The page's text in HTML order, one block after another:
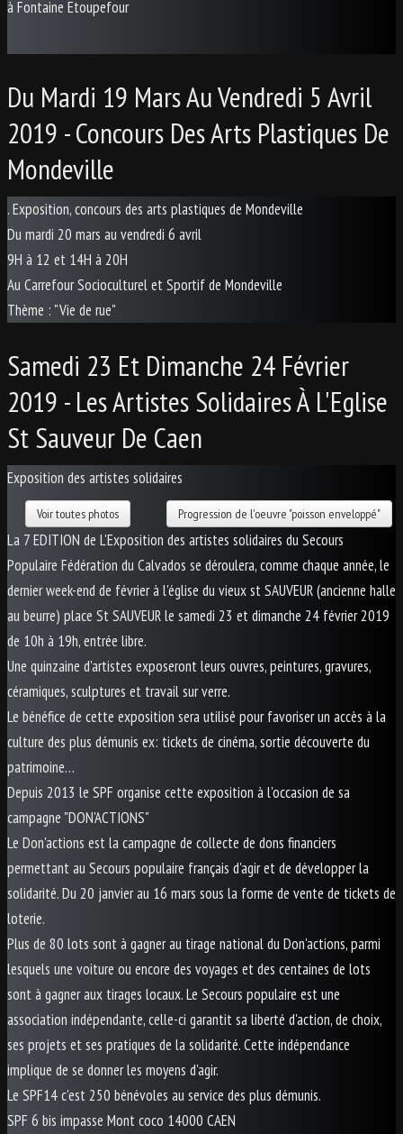
à Fontaine Etoupefour
Du Mardi 19 Mars Au Vendredi 5 Avril
2019 - Concours Des Arts Plastiques De
Mondeville
. Exposition, concours des arts plastiques de Mondeville
Du mardi 20 mars au vendredi 6 avril
9H à 12 et 14H à 20H
Au Carrefour Socioculturel et Sportif de Mondeville
Thème : "Vie de rue"
Samedi 23 Et Dimanche 24 Février
2019 - Les Artistes Solidaires À L'Eglise
St Sauveur De Caen
Exposition des artistes solidaires
Voir toutes photos Progression de l'oeuvre "poisson enveloppé"
La 7 EDITION de L'Exposition des artistes solidaires du Secours
Populaire Fédération du Calvados se déroulera, comme chaque année, le
dernier week-end de février à l'église du vieux st SAUVEUR (ancienne halle
au beurre) place St SAUVEUR le samedi 23 et dimanche 24 février 2019
de 10h à 19h, entrée libre.
Une quinzaine d'artistes exposeront leurs ouvres, peintures, gravures,
céramiques, sculptures et travail sur verre.
Le bénéfice de cette exposition sera utilisé pour favoriser un accès à la
culture des plus démunis ex: tickets de cinéma, sortie découverte du
patrimoine…
Depuis 2013 le SPF organise cette exposition à l'occasion de sa
campagne "DON'ACTIONS"
Le Don'actions est la campagne de collecte de dons financiers
permettant au Secours populaire français d'agir et de développer la
solidarité. Du 20 janvier au 16 mars sous la forme de vente de tickets de
loterie.
Plus de 80 lots sont à gagner au tirage national du Don'actions, parmi
lesquels une voiture ou encore des voyages et des centaines de lots
sont à gagner aux tirages locaux. Le Secours populaire est une
association indépendante, celle-ci garantit sa liberté d'action, de choix,
ses projets et ses pratiques de la solidarité. Cette indépendance
implique de se donner les moyens d'agir.
Le SPF14 c'est 250 bénévoles au service des plus démunis.
SPF 6 bis impasse Mont coco 14000 CAEN